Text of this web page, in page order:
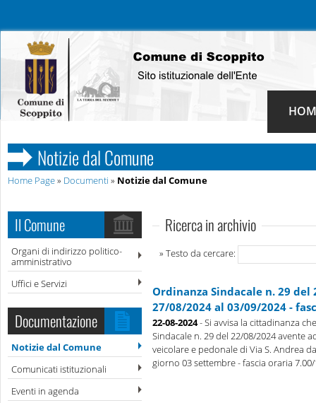
Notizie dal Comune
Home Page» Documenti » Notizie dal Comune
Il Comune
Organi di indirizzo politico-
amministrativo
Uffici e Servizi
Documentazione
Notizie dal Comune
Comunicati istituzionali
Eventi in agenda
Ricerca in archivio
» Testo da cercare:
Ordinanza Sindacale n. 29 del
27/08/2024 al 03/09/2024 -
22-08-2024- Si avvisa la cittadinanza
Sindacale n. 29 del 22/08/2024 avente
veicolare e pedonale di Via S. Andrea
giorno 03 settembre - fascia oraria 7.00/